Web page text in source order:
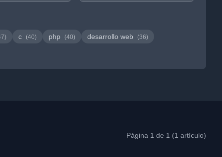
c (40) php (40) desarrollo web (36)
Página 1 de 1 (1 artículo)